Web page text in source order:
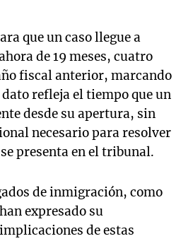
que un caso llegue a
de 19 meses, cuatro
fiscal anterior, marcando
refleja el tiempo que un
desde su apertura, sin
necesario para resolver
presenta en el tribunal.
de inmigración, como
expresado su
de estas